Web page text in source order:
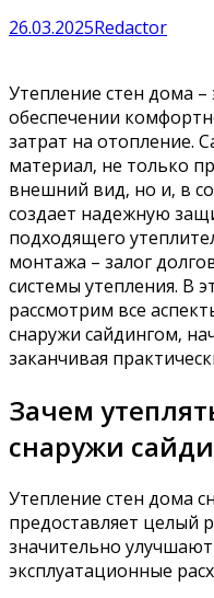
26.03.2025Redactor
Утепление стен дома
обеспечении
затрат на отопление.
материал‚ не только
внешний вид‚ но и‚ в
создает надежную
подходящего
монтажа – залог
системы утепления. В
рассмотрим все
снаружи сайдингом‚
заканчивая
Зачем
снаружи
Утепление стен дома
предоставляет целый
значительно
эксплуатационные